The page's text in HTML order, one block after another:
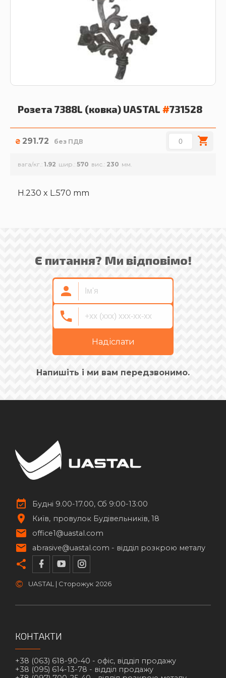
Розета 7388L (ковка) UASTAL #731528
₴ 291.72 без ПДВ
вага/кг. 1.92 шир. 570 вис. 230
H.230 x L.570 mm
Є питання? Ми відповімо!
Надіслати
Напишіть і ми вам передзвонимо.
Будні 9.00-17.00, Сб 9:00-13:00
Київ
провулок Будівельників, 18
office1@uastal.com
abrasive@uastal.com - відділ розкрою металу
© UASTAL | Сторожук 2026
КОНТАКТИ
+38 (063) 618-90-40 - офіс, відділ продажу
+38 (095) 614-13-78 - відділ продажу